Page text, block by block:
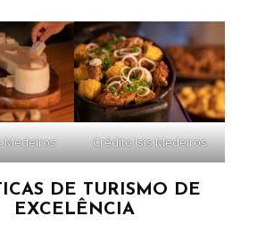
Medeiros Crédito Isis Medeiros
DE TURISMO DE
EXCELÊNCIA